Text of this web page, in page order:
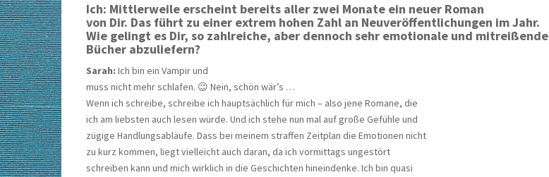
Ich: Mittlerweile erscheint bereits aller zwei Monate ein neuer Roman
von Dir. Das führt zu einer extrem hohen Zahl an Neuveröffentlichungen im Jahr.
Wie gelingt es Dir, so zahlreiche, aber dennoch sehr emotionale und mitreißende
Bücher abzuliefern?
Sarah: Ich bin ein Vampir und
muss nicht mehr schlafen. 😉 Nein, schön wär’s …
Wenn ich schreibe, schreibe ich hauptsächlich für mich – also jene Romane, die
ich am liebsten auch lesen würde. Und ich stehe nun mal auf große Gefühle und
zügige Handlungsabläufe. Dass bei meinem straffen Zeitplan die Emotionen nicht
zu kurz kommen, liegt vielleicht auch daran, da ich vormittags ungestört
schreiben kann und mich wirklich in die Geschichten hineindenke. Ich bin quasi